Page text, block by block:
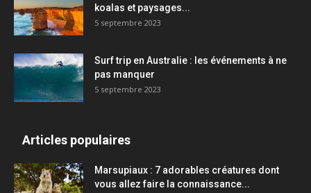
koalas et paysages...
5 septembre 2023
Surf trip en Australie : les événements à ne
pas manquer
5 septembre 2023
Articles populaires
Marsupiaux : 7 adorables créatures dont
vous allez faire la connaissance...